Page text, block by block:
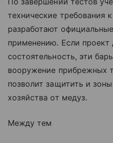
технические требования
разработают
применению. Если
состоятельность, эти
вооружение прибрежных
позволит защитить и
хозяйства от медуз.
Между тем